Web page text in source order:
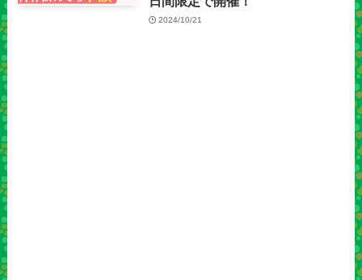
2024/10/21